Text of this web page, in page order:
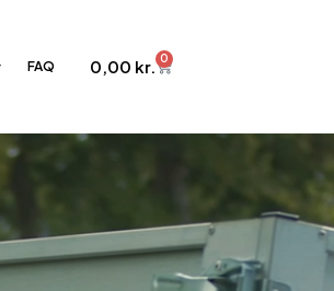
FAQ 0,00 kr. 0